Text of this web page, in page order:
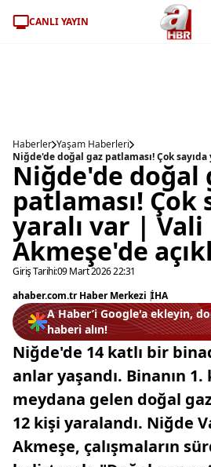
CANLI YAYIN
Haberler Yaşam Haberleri
Niğde'de doğal
patlaması! Çok
yaralı var | Vali
Akmeşe'de
Giriş Tarihi:09 Mart 2026 22:31
ahaber.com.tr Haber Merkezi |İHA
A Haber’i Google'a ekleyin,
haberi alın!
Niğde'de 14 katlı bir
anlar yaşandı. Binanın 1.
meydana gelen doğal
12 kişi yaralandı. Niğde
Akmeşe, çalışmaların